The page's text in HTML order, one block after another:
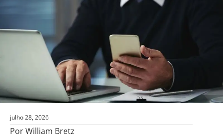
julho 28, 2026
Por William Bretz